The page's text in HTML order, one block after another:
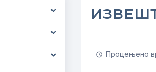
Процењено